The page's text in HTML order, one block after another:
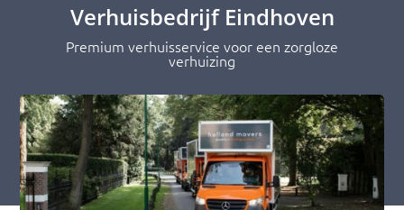
Verhuisbedrijf Eindhoven
Premium verhuisservice voor een zorgloze
verhuizing